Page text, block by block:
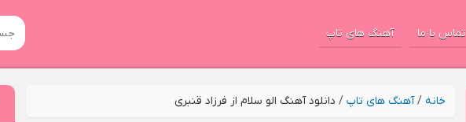
تماس با ما آهنگ های تاپ
خانه /آهنگ های تاپ / دانلود آهنگ الو سلام از فرزاد قنبری